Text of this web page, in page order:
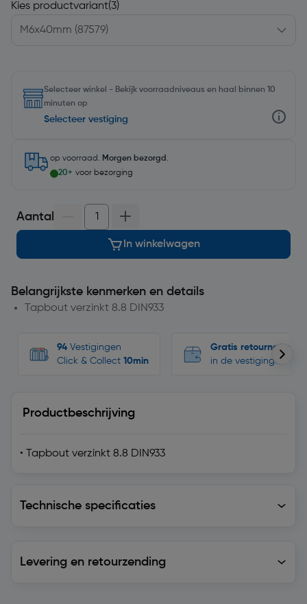
Kies productvariant(3)
Selecteer winkel - Bekijk voorraadniveaus en haal binnen 10
minuten op
Selecteer vestiging
op voorraad. Morgen bezorgd .
20+ voor bezorging
Aantal
In winkelwagen
Belangrijkste kenmerken en details
Tapbout verzinkt 8.8 DIN933
94 Vestigingen
Click & Collect 10min
Gratis retourneren
in de vestigingen
Productbeschrijving
• Tapbout verzinkt 8.8 DIN933
Technische specificaties
Levering en retourzending